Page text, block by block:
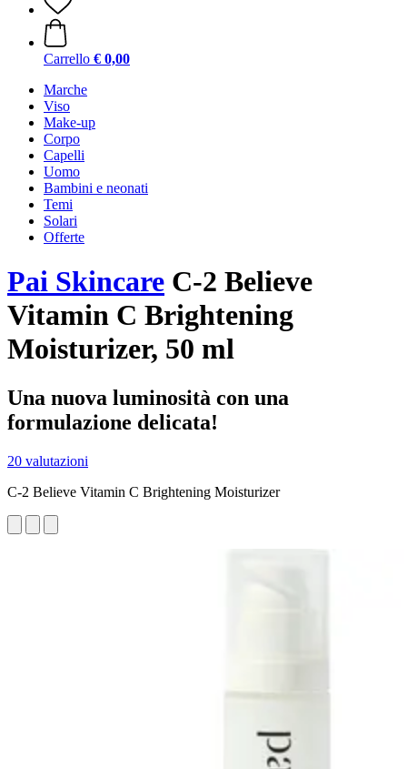
Carrello € 0,00
Marche
Viso
Make-up
Corpo
Capelli
Uomo
Bambini e neonati
Temi
Solari
Offerte
Pai Skincare C-2 Believe
Vitamin C Brightening
Moisturizer, 50 ml
Una nuova luminosità con una
formulazione delicata!
20 valutazioni
C-2 Believe Vitamin C Brightening Moisturizer